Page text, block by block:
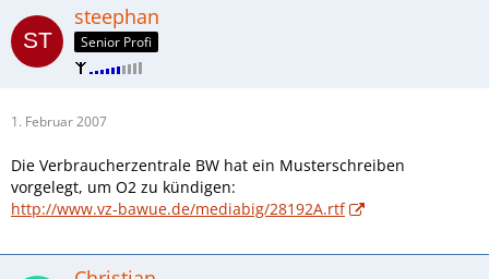
steephan
Senior Profi
1. Februar 2007
Die Verbraucherzentrale BW hat ein Musterschreiben
vorgelegt, um O2 zu kündigen:
http://www.vz-bawue.de/mediabig/28192A.rtf